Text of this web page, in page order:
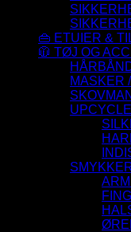
👜 ETUIER &
🧥 TØJ OG
MASKER